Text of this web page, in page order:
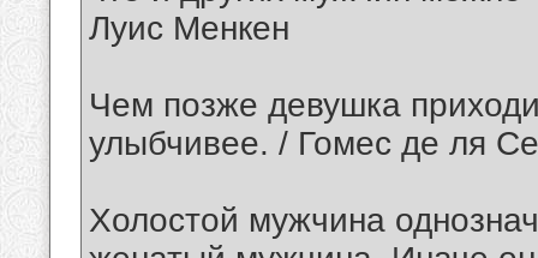
Луис Менкен
Чем позже девушка
улыбчивее. / Гомес де ля
Холостой мужчина